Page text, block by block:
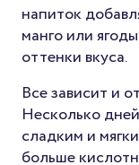
напиток
манго или
оттенки вкуса.
Все зависит и
Несколько
сладким и
больше